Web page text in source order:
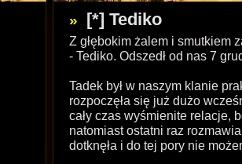
[*] Tediko
Z głębokim żalem i smutkiem
- Tediko. Odszedł od nas 7
Tadek był w naszym klanie
rozpoczęła się już dużo
cały czas wyśmienite relacje,
natomiast ostatni raz
dotknęła i do tej pory nie